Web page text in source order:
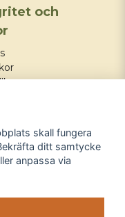
och
skall fungera
ditt samtycke
anpassa via